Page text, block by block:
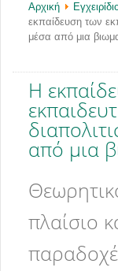
Αρχική
εκπαίδευση των
μέσα από μια
H
από μια
πλαίσιο